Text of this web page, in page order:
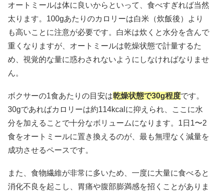
オートミールは体に良いからといって、食べすぎれば当然
太ります。100gあたりのカロリーは白米（炊飯後）より
も高いことに注意が必要です。白米は炊くと水分を含んで
重くなりますが、オートミールは乾燥状態で計量するた
め、視覚的な量に惑わされないようにしなければなりませ
ん。
ボクサーの1食あたりの目安は乾燥状態で30g程度です。
30gであればカロリーは約114kcalに抑えられ、ここに水
分を加えることで十分なボリュームになります。1日1〜2
食をオートミールに置き換えるのが、最も無理なく減量を
成功させるペースです。
また、食物繊維が非常に多いため、一度に大量に食べると
消化不良を起こし、胃痛や腹部膨満感を招くことがありま